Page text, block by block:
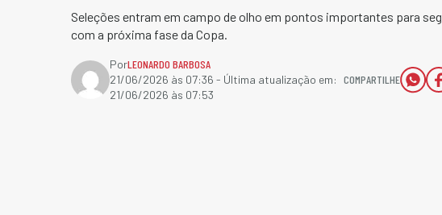
Seleções entram em campo de olho em pontos importantes para
com a próxima fase da Copa.
PorLEONARDO BARBOSA
21/06/2026 às 07:36 - Última atualização em:
21/06/2026 às 07:53
COMPARTILHE